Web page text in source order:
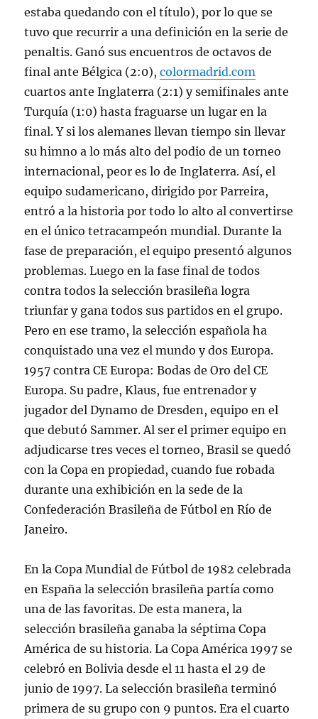
estaba quedando con el título), por lo que se
tuvo que recurrir a una definición en la serie de
penaltis. Ganó sus encuentros de octavos de
final ante Bélgica (2:0),colormadrid.com
cuartos ante Inglaterra (2:1) y semifinales ante
Turquía (1:0) hasta fraguarse un lugar en la
final. Y si los alemanes llevan tiempo sin llevar
su himno a lo más alto del podio de un torneo
internacional, peor es lo de Inglaterra. Así, el
equipo sudamericano, dirigido por Parreira,
entró a la historia por todo lo alto al convertirse
en el único tetracampeón mundial. Durante la
fase de preparación, el equipo presentó algunos
problemas. Luego en la fase final de todos
contra todos la selección brasileña logra
triunfar y gana todos sus partidos en el grupo.
Pero en ese tramo, la selección española ha
conquistado una vez el mundo y dos Europa.
1957 contra CE Europa: Bodas de Oro del CE
Europa. Su padre, Klaus, fue entrenador y
jugador del Dynamo de Dresden, equipo en el
que debutó Sammer. Al ser el primer equipo en
adjudicarse tres veces el torneo, Brasil se quedó
con la Copa en propiedad, cuando fue robada
durante una exhibición en la sede de la
Confederación Brasileña de Fútbol en Río de
Janeiro.
En la Copa Mundial de Fútbol de 1982 celebrada
en España la selección brasileña partía como
una de las favoritas. De esta manera, la
selección brasileña ganaba la séptima Copa
América de su historia. La Copa América 1997 se
celebró en Bolivia desde el 11 hasta el 29 de
junio de 1997. La selección brasileña terminó
primera de su grupo con 9 puntos. Era el cuarto